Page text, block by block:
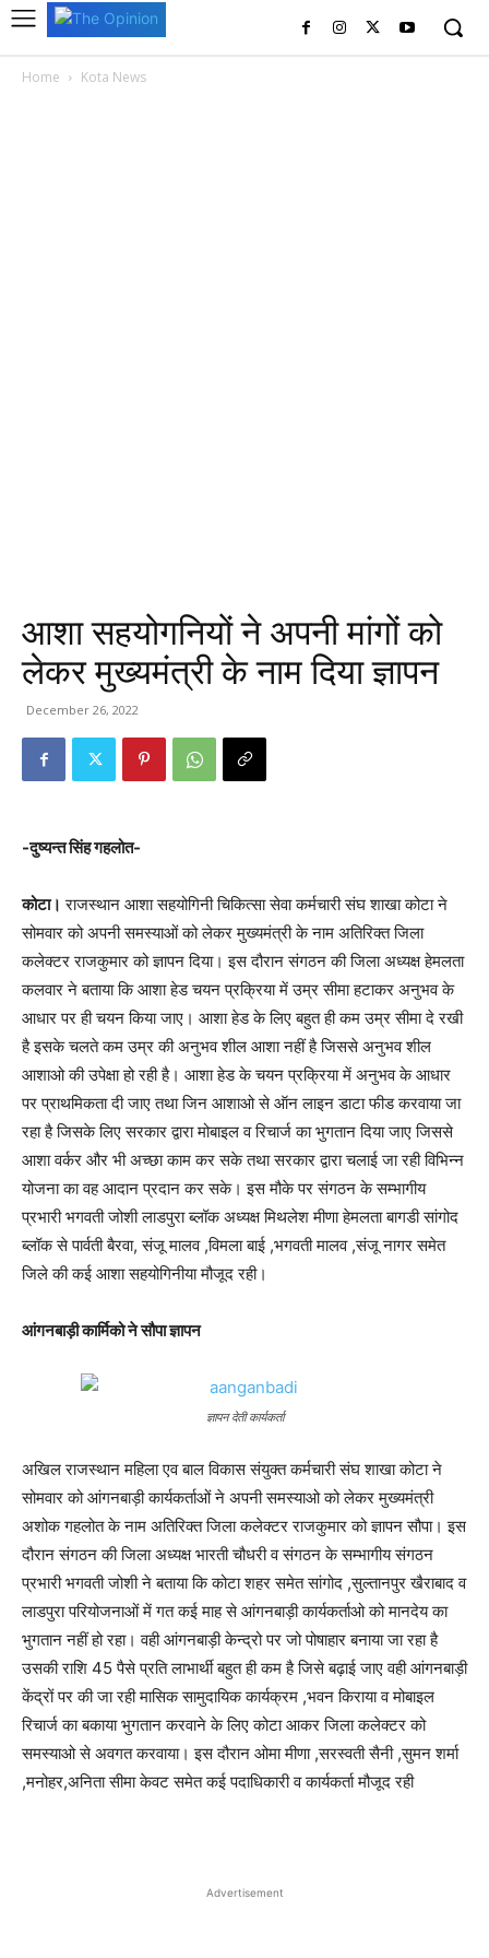
Home Kota News
आशा सहयोगनियों ने अपनी मांगों को
लेकर मुख्यमंत्री के नाम दिया ज्ञापन
December 26, 2022
-दुष्यन्त सिंह गहलोत-
कोटा। राजस्थान आशा सहयोगिनी चिकित्सा सेवा कर्मचारी संघ शाखा कोटा ने
सोमवार को अपनी समस्याओं को लेकर मुख्यमंत्री के नाम अतिरिक्त जिला
कलेक्टर राजकुमार को ज्ञापन दिया। इस दौरान संगठन की जिला अध्यक्ष हेमलता
कलवार ने बताया कि आशा हेड चयन प्रक्रिया में उम्र सीमा हटाकर अनुभव के
आधार पर ही चयन किया जाए। आशा हेड के लिए बहुत ही कम उम्र सीमा दे रखी
है इसके चलते कम उम्र की अनुभव शील आशा नहीं है जिससे अनुभव शील
आशाओ की उपेक्षा हो रही है। आशा हेड के चयन प्रक्रिया में अनुभव के आधार
पर प्राथमिकता दी जाए तथा जिन आशाओ से ऑन लाइन डाटा फीड करवाया जा
रहा है जिसके लिए सरकार द्वारा मोबाइल व रिचार्ज का भुगतान दिया जाए जिससे
आशा वर्कर और भी अच्छा काम कर सके तथा सरकार द्वारा चलाई जा रही विभिन्न
योजना का वह आदान प्रदान कर सके। इस मौके पर संगठन के सम्भागीय
प्रभारी भगवती जोशी लाडपुरा ब्लॉक अध्यक्ष मिथलेश मीणा हेमलता बागडी सांगोद
ब्लॉक से पार्वती बैरवा, संजू मालव ,विमला बाई ,भगवती मालव ,संजू नागर समेत
जिले की कई आशा सहयोगिनीया मौजूद रही।
आंगनबाड़ी कार्मिको ने सौपा ज्ञापन
ज्ञापन देती कार्यकर्ता
अखिल राजस्थान महिला एव बाल विकास संयुक्त कर्मचारी संघ शाखा कोटा ने
सोमवार को आंगनबाड़ी कार्यकर्ताओं ने अपनी समस्याओ को लेकर मुख्यमंत्री
अशोक गहलोत के नाम अतिरिक्त जिला कलेक्टर राजकुमार को ज्ञापन सौपा। इस
दौरान संगठन की जिला अध्यक्ष भारती चौधरी व संगठन के सम्भागीय संगठन
प्रभारी भगवती जोशी ने बताया कि कोटा शहर समेत सांगोद ,सुल्तानपुर खैराबाद व
लाडपुरा परियोजनाओं में गत कई माह से आंगनबाड़ी कार्यकर्ताओ को मानदेय का
भुगतान नहीं हो रहा। वही आंगनबाड़ी केन्द्रो पर जो पोषाहार बनाया जा रहा है
उसकी राशि 45 पैसे प्रति लाभार्थी बहुत ही कम है जिसे बढ़ाई जाए वही आंगनबाड़ी
केंद्रों पर की जा रही मासिक सामुदायिक कार्यक्रम ,भवन किराया व मोबाइल
रिचार्ज का बकाया भुगतान करवाने के लिए कोटा आकर जिला कलेक्टर को
समस्याओ से अवगत करवाया। इस दौरान ओमा मीणा ,सरस्वती सैनी ,सुमन शर्मा
,मनोहर,अनिता सीमा केवट समेत कई पदाधिकारी व कार्यकर्ता मौजूद रही
Advertisement